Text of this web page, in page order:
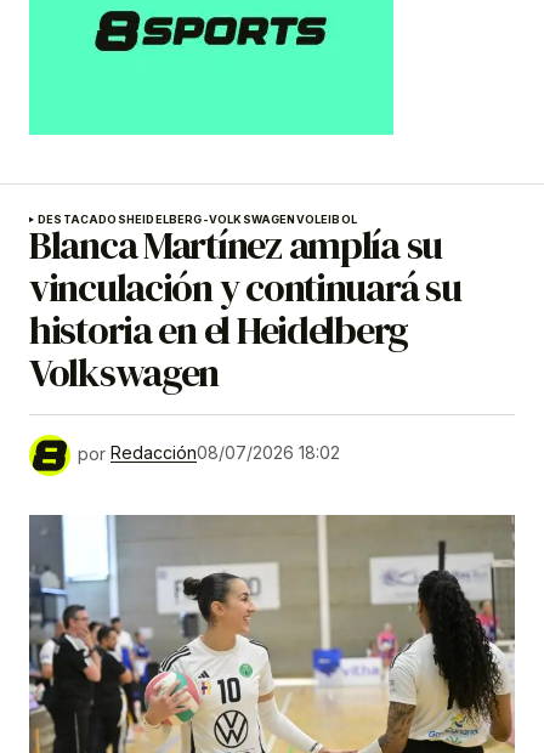
DESTACADOSHEIDELBERG-VOLKSWAGENVOLEIBOL
Blanca Martínez amplía su
vinculación y continuará su
historia en el Heidelberg
Volkswagen
por Redacción08/07/2026 18:02